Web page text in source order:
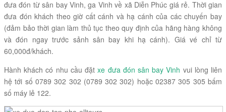
đưa đón từ sân bay Vinh, ga Vinh về xã Diễn Phúc giá rẻ. Thời gian
đưa đón khách theo giờ cất cánh và hạ cánh của các chuyến bay
(đảm bảo thời gian làm thủ tục theo quy định của hãng hàng không
và đón ngay trước sảnh sân bay khi hạ cánh). Giá vé chỉ từ
60,000đ/khách.
Hành khách có nhu cầu đặtxe đưa đón sân bay Vinh vui lòng liên
hệ tới số 0789 302 302 (0789 302 302) hoặc 02387 305 305 bấm
số máy lẻ 122.